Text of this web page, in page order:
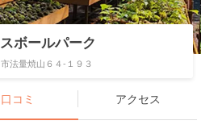
ボールパーク
法量焼山６４-１９３
口コミ アクセス